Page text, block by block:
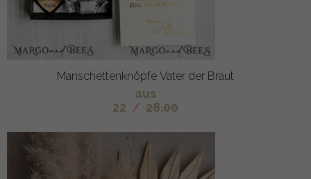
Manschettenknöpfe Vater der Braut
aus
22 / 28.00